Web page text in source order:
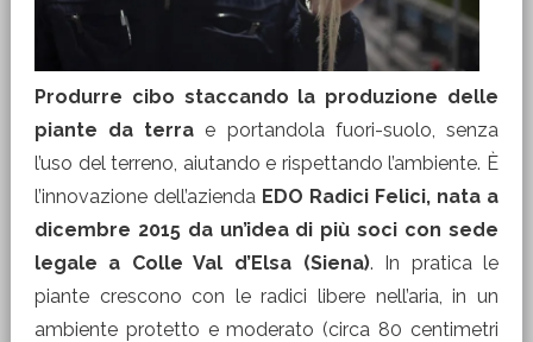
Produrre cibo staccando la produzione delle
piante da terra e portandola fuori-suolo, senza
l’uso del terreno, aiutando e rispettando l’ambiente. È
l’innovazione dell’azienda EDO Radici Felici, nata a
dicembre 2015 da un’idea di più soci con sede
legale a Colle Val d’Elsa (Siena). In pratica le
piante crescono con le radici libere nell’aria, in un
ambiente protetto e moderato (circa 80 centimetri